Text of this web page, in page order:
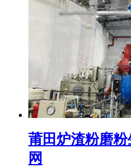
莆田炉渣粉磨
网